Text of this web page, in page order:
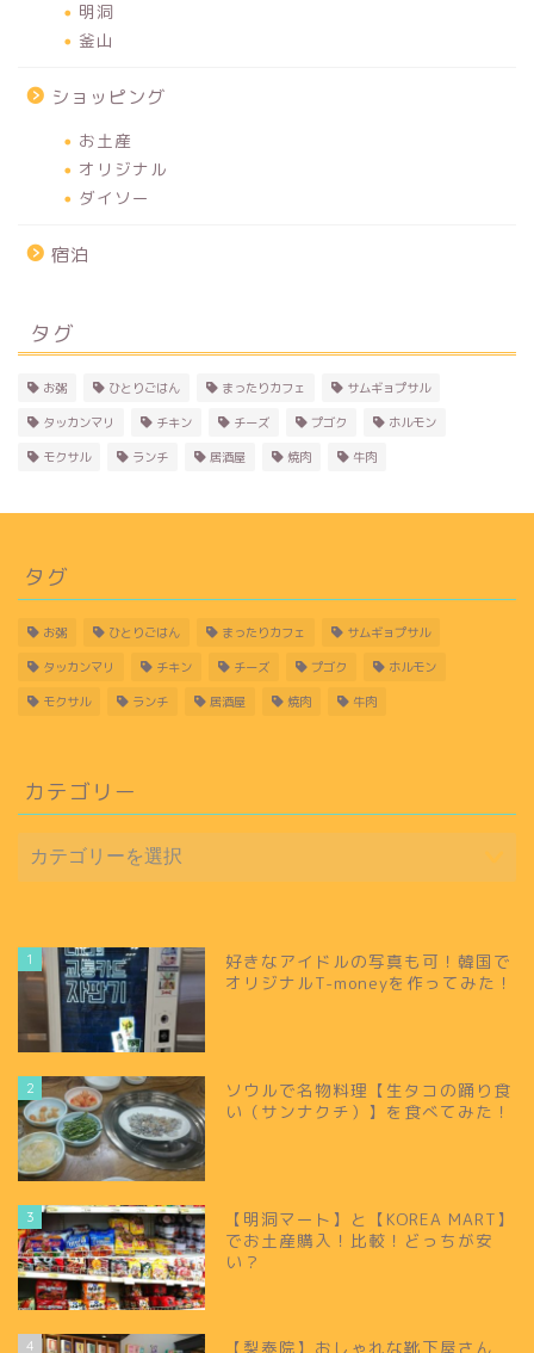
明洞
釜山
ショッピング
お土産
オリジナル
ダイソー
宿泊
タグ
お粥 ひとりごはん まったりカフェ サムギョプサル
タッカンマリ チキン チーズ プゴク ホルモン
モクサル ランチ 居酒屋 焼肉 牛肉
タグ
お粥 ひとりごはん まったりカフェ サムギョプサル
タッカンマリ チキン チーズ プゴク ホルモン
モクサル ランチ 居酒屋 焼肉 牛肉
カテゴリー
1
好きなアイドルの写真も可！韓国で
オリジナルT-moneyを作ってみた！
2
ソウルで名物料理【生タコの踊り食
い（サンナクチ）】を食べてみた！
3
【明洞マート】と【KOREA MART】
でお土産購入！比較！どっちが安
い？
4 【梨泰院】おしゃれな靴下屋さん